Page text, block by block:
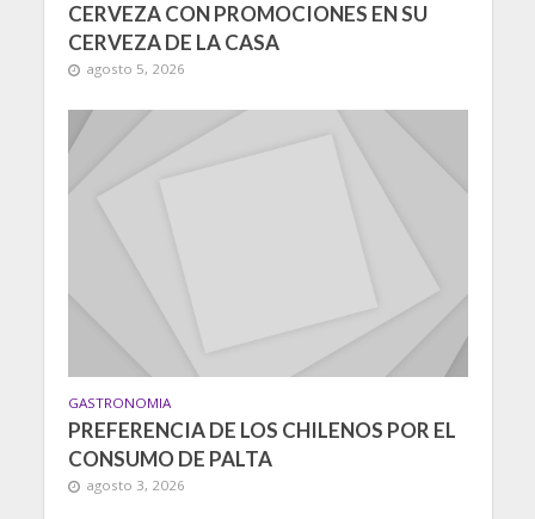
CERVEZA CON PROMOCIONES EN SU
CERVEZA DE LA CASA
agosto 5, 2026
GASTRONOMIA
PREFERENCIA DE LOS CHILENOS POR EL
CONSUMO DE PALTA
agosto 3, 2026